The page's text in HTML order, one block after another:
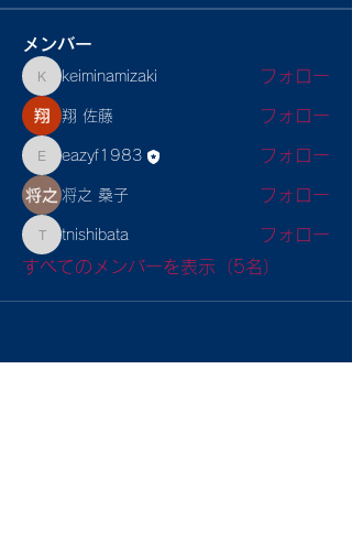
メンバー
keiminamizaki
keiminamizaki フォロー
翔 佐藤 フォロー
eazyf1983
eazyf1983 フォロー
将之 桑子 フォロー
tnishibata
tnishibata
フォロー
すべてのメンバーを表示（5名）